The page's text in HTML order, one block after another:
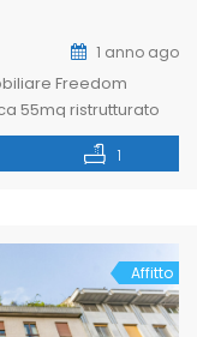
1 anno ago
Freedom
55mq ristrutturato
nel cuore del
delle aree più1
Affitto